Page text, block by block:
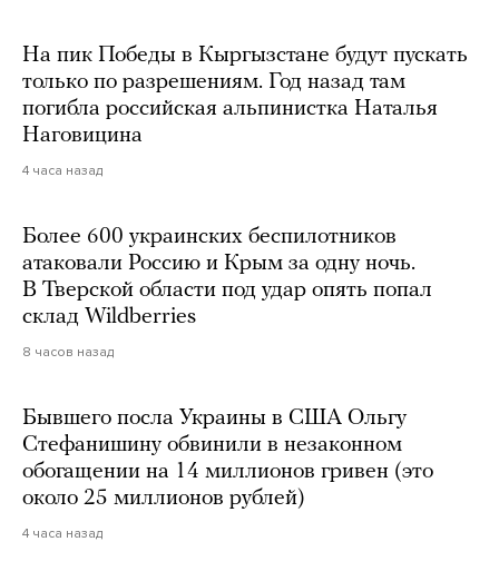
На пик Победы в Кыргызстане будут пускать
только по разрешениям. Год назад там
погибла российская альпинистка Наталья
Наговицина
4 часа назад
Более 600 украинских беспилотников
атаковали Россию и Крым за одну ночь.
В Тверской области под удар опять попал
склад Wildberries
8 часов назад
Бывшего посла Украины в США Ольгу
Стефанишину обвинили в незаконном
обогащении на 14 миллионов гривен (это
около 25 миллионов рублей)
4 часа назад